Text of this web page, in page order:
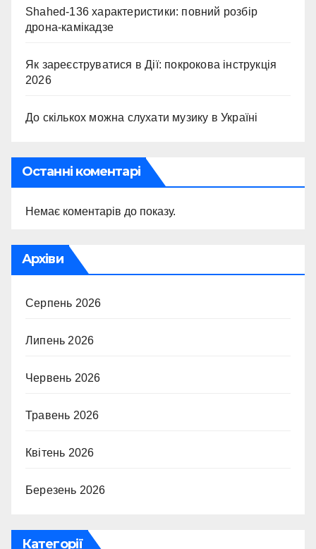
Shahed-136 характеристики: повний розбір
дрона-камікадзе
Як зареєструватися в Дії: покрокова інструкція
2026
До скількох можна слухати музику в Україні
Останні коментарі
Немає коментарів до показу.
Архіви
Серпень 2026
Липень 2026
Червень 2026
Травень 2026
Квітень 2026
Березень 2026
Категорії